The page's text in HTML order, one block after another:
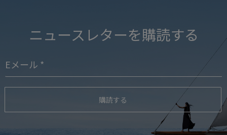
ニュースレターを購読する
購読する